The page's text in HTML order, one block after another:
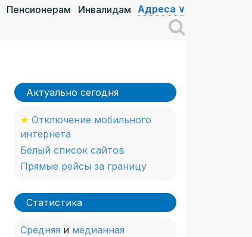
Пенсионерам Инвалидам Адреса ∨
Актуально сегодня
★ Отключение мобильного
интернета
Белый список сайтов
Прямые рейсы за границу
Статистика
Средняя и медианная